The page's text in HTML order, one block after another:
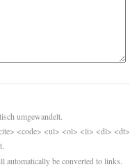
umgewandelt.
<code> <ul> <ol> <li> <dl>
be converted to links.